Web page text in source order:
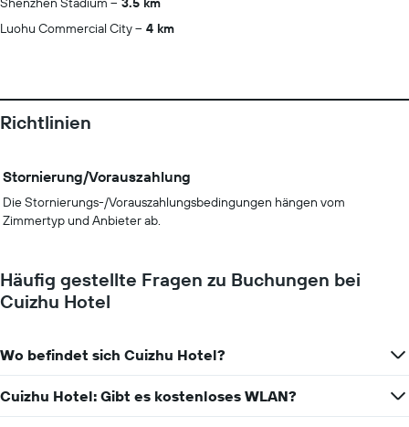
Luohu Commercial City
4 km
Richtlinien
Stornierung/Vorauszahlung
Die Stornierungs-/Vorauszahlungsbedingungen hängen vom
Zimmertyp und Anbieter ab.
Häufig gestellte Fragen zu Buchungen bei
Cuizhu Hotel
Wo befindet sich Cuizhu Hotel?
Cuizhu Hotel: Gibt es kostenloses WLAN?